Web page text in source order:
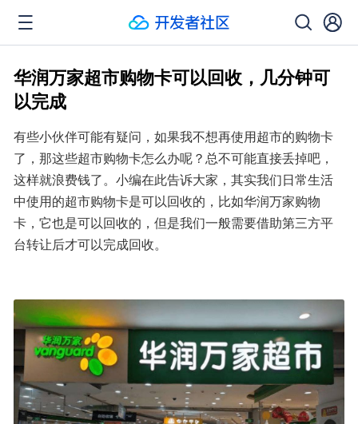
华润万家超市购物卡可以回收，几分钟可
以完成
有些小伙伴可能有疑问，如果我不想再使用超市的购物卡
了，那这些超市购物卡怎么办呢？总不可能直接丢掉吧，
这样就浪费钱了。小编在此告诉大家，其实我们日常生活
中使用的超市购物卡是可以回收的，比如华润万家购物
卡，它也是可以回收的，但是我们一般需要借助第三方平
台转让后才可以完成回收。